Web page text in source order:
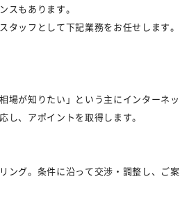
スもあります。
タッフとして下記業務をお任せします。
場が知りたい」という主にインターネッ
し、アポイントを取得します。
ング。条件に沿って交渉・調整し、ご案